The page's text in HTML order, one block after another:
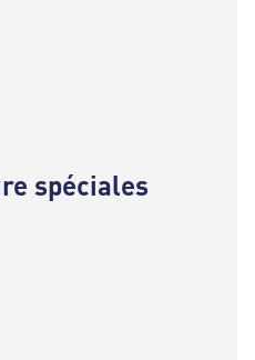
spéciales